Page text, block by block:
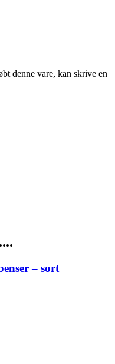
denne vare, kan skrive en
– sort